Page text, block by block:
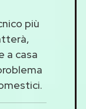
più
a casa